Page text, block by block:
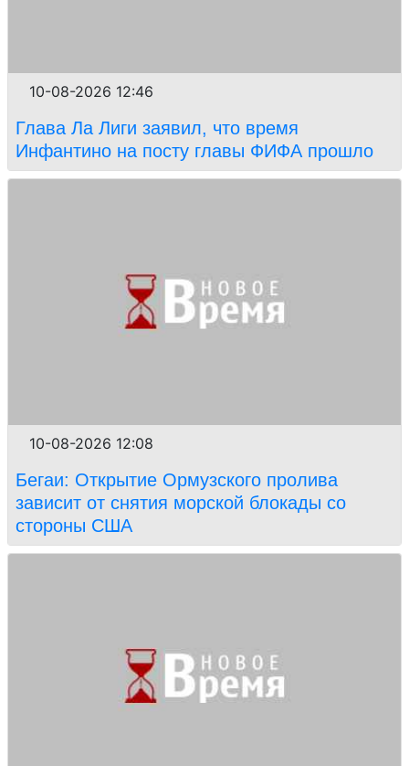
10-08-2026 12:46
Глава Ла Лиги заявил, что время
Инфантино на посту главы ФИФА прошло
10-08-2026 12:08
Бегаи: Открытие Ормузского пролива
зависит от снятия морской блокады со
стороны США